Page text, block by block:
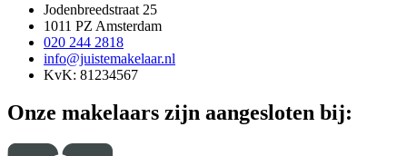
Jodenbreedstraat 25
1011 PZ Amsterdam
020 244 2818
info@juistemakelaar.nl
KvK: 81234567
Onze makelaars zijn aangesloten bij: